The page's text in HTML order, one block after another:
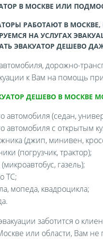
В МОСКВЕ ИЛИ
РАБОТАЮТ В
НА УСЛУГАХ
ЭВАКУАТОР ДЕШЕВО
дорожно-
к Вам на помощь
ДЕШЕВО В МОСКВЕ
автомобиля (седан,
автомобиля с открытым
(джип, минивен,
(погрузчик, трактор);
газель);
ТС;
мопеда, квадроцикла;
заботится о
или области, Вам